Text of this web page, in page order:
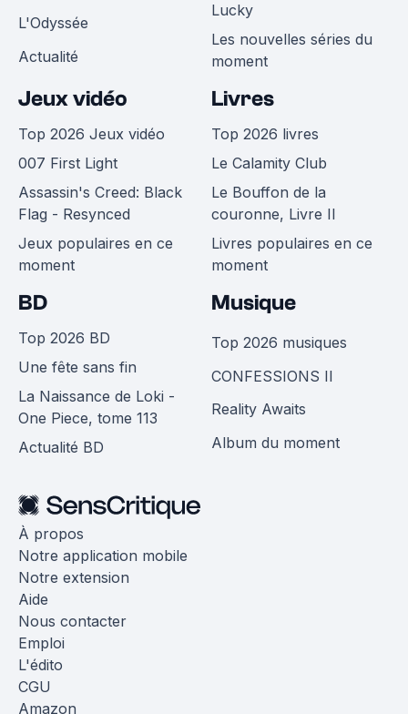
L'Odyssée
Actualité
Lucky
Les nouvelles séries du
moment
Jeux vidéo
Top 2026 Jeux vidéo
007 First Light
Assassin's Creed: Black
Flag - Resynced
Jeux populaires en ce
moment
Livres
Top 2026 livres
Le Calamity Club
Le Bouffon de la
couronne, Livre II
Livres populaires en ce
moment
BD
Top 2026 BD
Une fête sans fin
La Naissance de Loki -
One Piece, tome 113
Actualité BD
Musique
Top 2026 musiques
CONFESSIONS II
Reality Awaits
Album du moment
À propos
Notre application mobile
Notre extension
Aide
Nous contacter
Emploi
L'édito
CGU
Amazon